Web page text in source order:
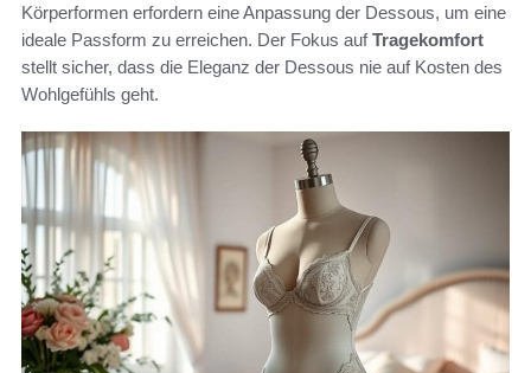
Körperformen erfordern eine Anpassung der Dessous, um eine
ideale Passform zu erreichen. Der Fokus aufTragekomfort
stellt sicher, dass die Eleganz der Dessous nie auf Kosten des
Wohlgefühls geht.